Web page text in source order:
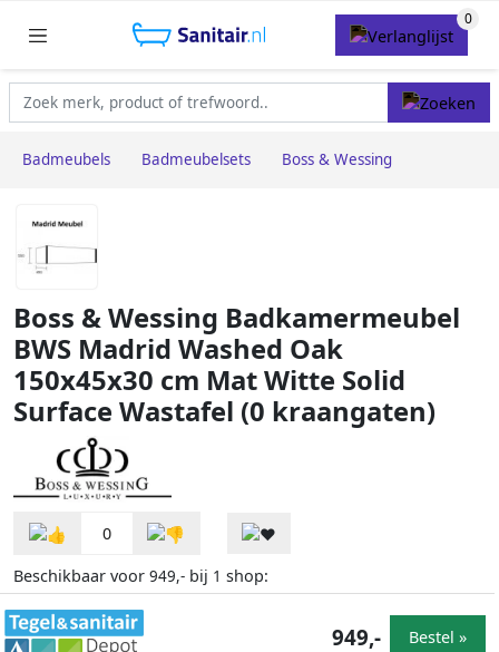
Badmeubels Badmeubelsets Boss & Wessing
Boss & Wessing Badkamermeubel
BWS Madrid Washed Oak
150x45x30 cm Mat Witte Solid
Surface Wastafel (0 kraangaten)
0
Beschikbaar voor 949,- bij 1 shop:
949,- Bestel »